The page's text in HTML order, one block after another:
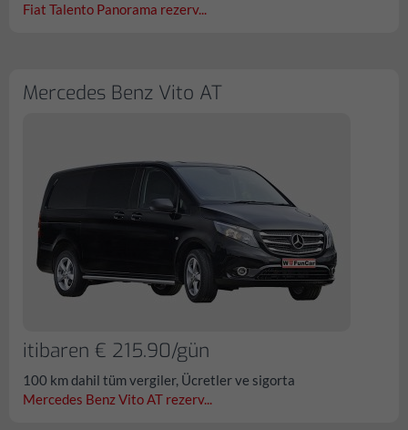
Fiat Talento Panorama rezerv...
Mercedes Benz Vito AT
itibaren € 215.90/gün
100 km dahil tüm vergiler, Ücretler ve sigorta
Mercedes Benz Vito AT rezerv...